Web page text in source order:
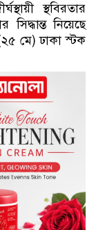
স্থবিরতার
নিয়েছে
মে) ঢাকা স্টক